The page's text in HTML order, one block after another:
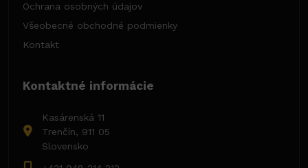
Ochrana osobných údajov
Všeobecné obchodné podmienky
Kontakt
Kontaktné informácie
Kasárenská 11
Trenčín, 911 05
Slovensko